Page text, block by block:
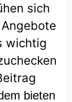
sich
wichtig
bieten